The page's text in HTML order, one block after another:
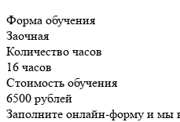
Форма обучения
Заочная
Количество часов
16 часов
Стоимость обучения
6500 рублей
Заполните онлайн-форму и мы